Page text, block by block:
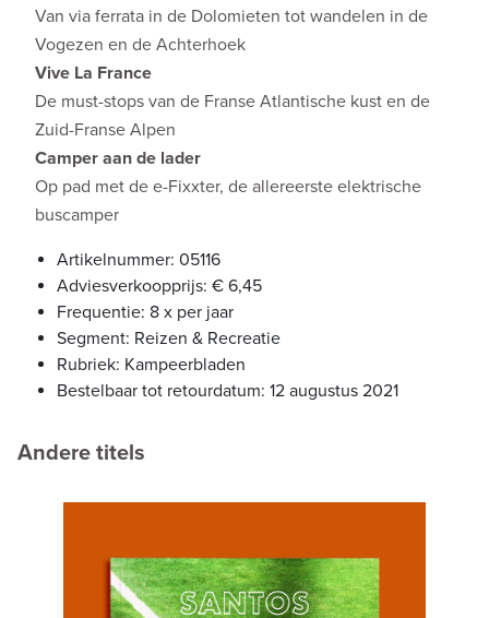
Van via ferrata in de Dolomieten tot wandelen in de
Vogezen en de Achterhoek
Vive La France
De must-stops van de Franse Atlantische kust en de
Zuid-Franse Alpen
Camper aan de lader
Op pad met de e-Fixxter, de allereerste elektrische
buscamper
Artikelnummer: 05116
Adviesverkoopprijs: € 6,45
Frequentie: 8 x per jaar
Segment: Reizen & Recreatie
Rubriek: Kampeerbladen
Bestelbaar tot retourdatum: 12 augustus 2021
Andere titels